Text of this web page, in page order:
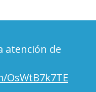
atención de